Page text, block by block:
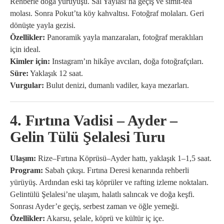
molası. Sonra Pokut’ta köy kahvaltısı. Fotoğraf molaları. Geri
dönüşte yayla gezisi.
Özellikler: Panoramik yayla manzaraları, fotoğraf meraklıları
için ideal.
Kimler için: Instagram’ın hikâye avcıları, doğa fotoğrafçıları.
Süre: Yaklaşık 12 saat.
Vurgular: Bulut denizi, dumanlı vadiler, kaya mezarları.
4. Fırtına Vadisi – Ayder –
Gelin Tülü Şelalesi Turu
Ulaşım: Rize–Fırtına Köprüsü–Ayder hattı, yaklaşık 1–1,5 saat.
Program: Sabah çıkışı. Fırtına Deresi kenarında rehberli
yürüyüş. Ardından eski taş köprüler ve rafting izleme noktaları.
Gelintülü Şelalesi’ne ulaşım, halatlı salıncak ve doğa keşfi.
Sonrası Ayder’e geçiş, serbest zaman ve öğle yemeği.
Özellikler: Akarsu, şelale, köprü ve kültür iç içe.